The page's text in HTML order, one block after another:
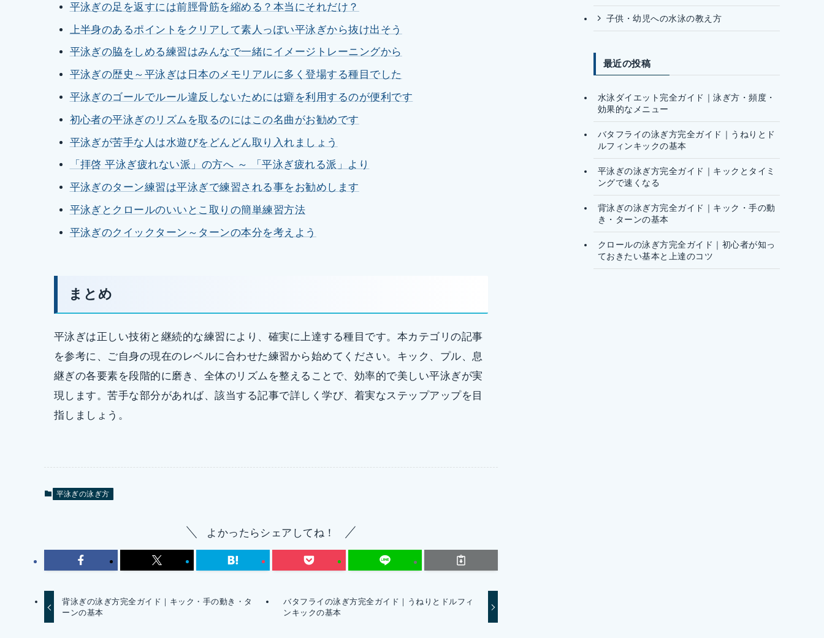
平泳ぎの足を返すには前脛骨筋を縮める？本当にそれだけ？
上半身のあるポイントをクリアして素人っぽい平泳ぎから抜け出そう
平泳ぎの脇をしめる練習はみんなで一緒にイメージトレーニングから
平泳ぎの歴史～平泳ぎは日本のメモリアルに多く登場する種目でした
平泳ぎのゴールでルール違反しないためには癖を利用するのが便利です
初心者の平泳ぎのリズムを取るのにはこの名曲がお勧めです
平泳ぎが苦手な人は水遊びをどんどん取り入れましょう
「拝啓 平泳ぎ疲れない派」の方へ ～ 「平泳ぎ疲れる派」より
平泳ぎのターン練習は平泳ぎで練習される事をお勧めします
平泳ぎとクロールのいいとこ取りの簡単練習方法
平泳ぎのクイックターン～ターンの本分を考えよう
まとめ
平泳ぎは正しい技術と継続的な練習により、確実に上達する種目です。本カテゴリの記事
を参考に、ご自身の現在のレベルに合わせた練習から始めてください。キック、プル、息
継ぎの各要素を段階的に磨き、全体のリズムを整えることで、効率的で美しい平泳ぎが実
現します。苦手な部分があれば、該当する記事で詳しく学び、着実なステップアップを目
指しましょう。
平泳ぎの泳ぎ方
よかったらシェアしてね！
背泳ぎの泳ぎ方完全ガイド｜キック・手の動き・タ
ーンの基本
バタフライの泳ぎ方完全ガイド｜うねりとドルフィ
ンキックの基本
子供・幼児への水泳の教え方
最近の投稿
水泳ダイエット完全ガイド｜泳ぎ方・頻度・
効果的なメニュー
バタフライの泳ぎ方完全ガイド｜うねりとド
ルフィンキックの基本
平泳ぎの泳ぎ方完全ガイド｜キックとタイミ
ングで速くなる
背泳ぎの泳ぎ方完全ガイド｜キック・手の動
き・ターンの基本
クロールの泳ぎ方完全ガイド｜初心者が知っ
ておきたい基本と上達のコツ